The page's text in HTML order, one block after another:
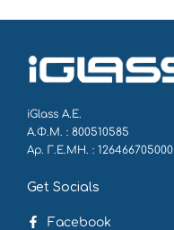
iGlass Α.Ε.
Α.Φ.Μ. : 800510585
Αρ. Γ.Ε.ΜΗ. : 126466705000
Get Socials
Facebook